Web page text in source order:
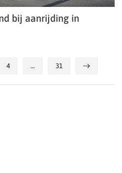
bij aanrijding in
4 … 31